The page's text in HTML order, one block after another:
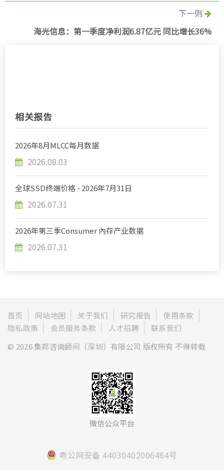
下一则
海光信息：第一季度净利润6.87亿元 同比增长36%
相关报告
2026年8月MLCC每月数据
2026.08.03
全球SSD终端价格 - 2026年7月31日
2026.07.31
2026年第三季Consumer 內存产业数据
2026.07.31
首页 网站地图 关于我们 研究报告
使用条款
隐私政策
会员服务条款 人才招聘
联系我们
© 2026 集邦咨询顾问（深圳）有限公司 版权所有 不得转载
微信公众平台
粤公网安备 44030402006464号